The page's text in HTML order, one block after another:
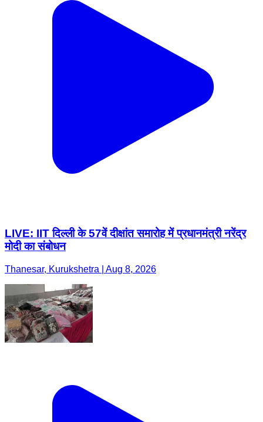
LIVE: IIT दिल्ली के 57वें दीक्षांत समारोह में प्रधानमंत्री नरेंद्र
मोदी का संबोधन
Thanesar, Kurukshetra | Aug 8, 2026